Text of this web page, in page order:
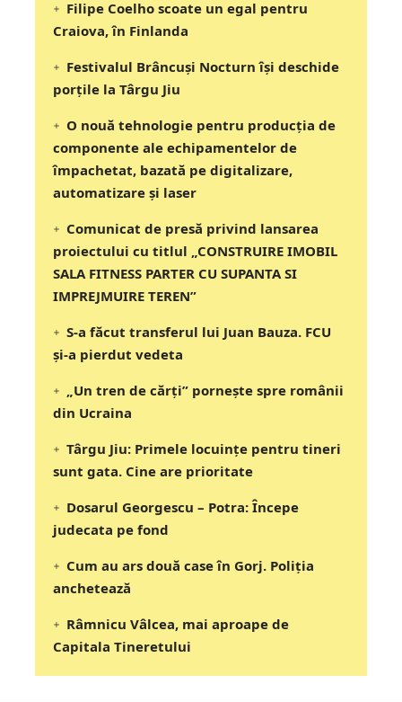
Filipe Coelho scoate un egal pentru
Craiova, în Finlanda
Festivalul Brâncuși Nocturn își deschide
porțile la Târgu Jiu
O nouă tehnologie pentru producția de
componente ale echipamentelor de
împachetat, bazată pe digitalizare,
automatizare și laser
Comunicat de presă privind lansarea
proiectului cu titlul „CONSTRUIRE IMOBIL
SALA FITNESS PARTER CU SUPANTA SI
IMPREJMUIRE TEREN”
S-a făcut transferul lui Juan Bauza. FCU
și-a pierdut vedeta
„Un tren de cărți” pornește spre românii
din Ucraina
Târgu Jiu: Primele locuințe pentru tineri
sunt gata. Cine are prioritate
Dosarul Georgescu – Potra: Începe
judecata pe fond
Cum au ars două case în Gorj. Poliția
anchetează
Râmnicu Vâlcea, mai aproape de
Capitala Tineretului